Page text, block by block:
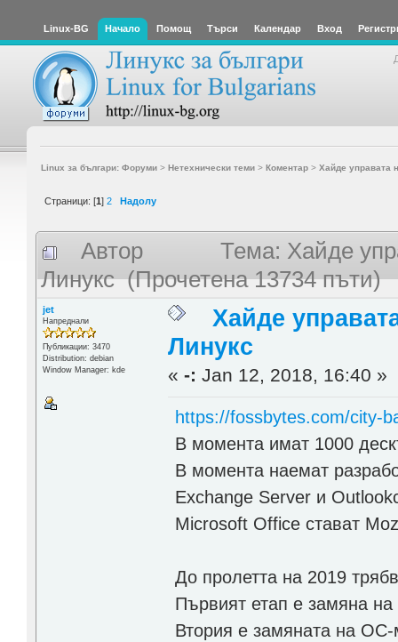
Linux-BG Начало Помощ Търси Календар Вход
Linux за българи: Форуми> Нетехнически теми> Коментар> Хайде управата
Страници: [1] 2 Надолу
Автор
Тема: Хайде
Линукс (Прочетена 13734 пъти)
jet
Напреднали
Публикации: 3470
Distribution: debian
Window Manager: kde
Хайде
Линукс
«-: Jan 12, 2018, 16:40 »
https://fossbytes.com/city-
В момента имат 1000
В момента наемат
Exchange Server и
Microsoft Office стават
До пролетта на 2019
Първият етап е замяна на
Втория е замяната на